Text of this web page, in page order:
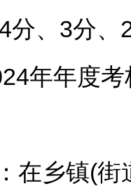
分、3分、
年度考核
乡镇(街